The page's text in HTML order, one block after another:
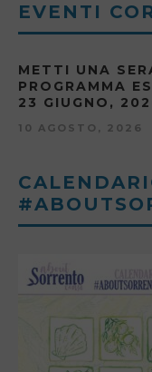
EVENTI
METTI UNA
PROGRAMMA
23 GIUGNO,
10 AGOSTO, 2026